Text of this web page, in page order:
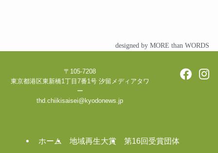
designed by MORE than WORDS
〒105-7208
東京都港区東新橋1丁目7番1号 汐留メディアタワ
ー
thd.chiikisaisei@kyodonews.jp
ホーム 地域再生大賞 第16回受賞団体